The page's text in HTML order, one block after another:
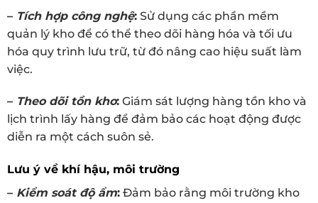
– Tích hợp công nghệ: Sử dụng các phần mềm
quản lý kho để có thể theo dõi hàng hóa và tối ưu
hóa quy trình lưu trữ, từ đó nâng cao hiệu suất làm
việc.
– Theo dõi tồn kho: Giám sát lượng hàng tồn kho và
lịch trình lấy hàng để đảm bảo các hoạt động được
diễn ra một cách suôn sẻ.
Lưu ý về khí hậu, môi trường
– Kiểm soát độ ẩm: Đảm bảo rằng môi trường kho